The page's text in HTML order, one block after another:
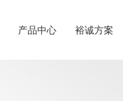
产品中心 裕诚方案